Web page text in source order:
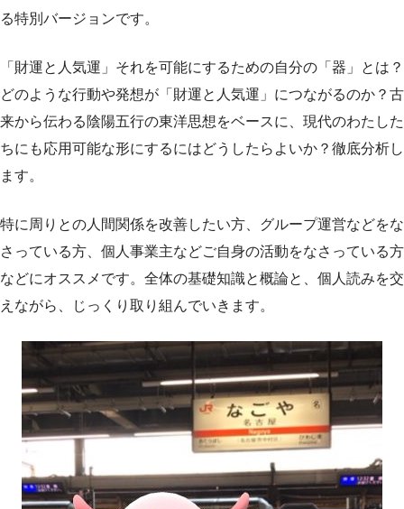
る特別バージョンです。
「財運と人気運」それを可能にするための自分の「器」とは？
どのような行動や発想が「財運と人気運」につながるのか？古
来から伝わる陰陽五行の東洋思想をベースに、現代のわたした
ちにも応用可能な形にするにはどうしたらよいか？徹底分析し
ます。
特に周りとの人間関係を改善したい方、グループ運営などをな
さっている方、個人事業主などご自身の活動をなさっている方
などにオススメです。全体の基礎知識と概論と、個人読みを交
えながら、じっくり取り組んでいきます。